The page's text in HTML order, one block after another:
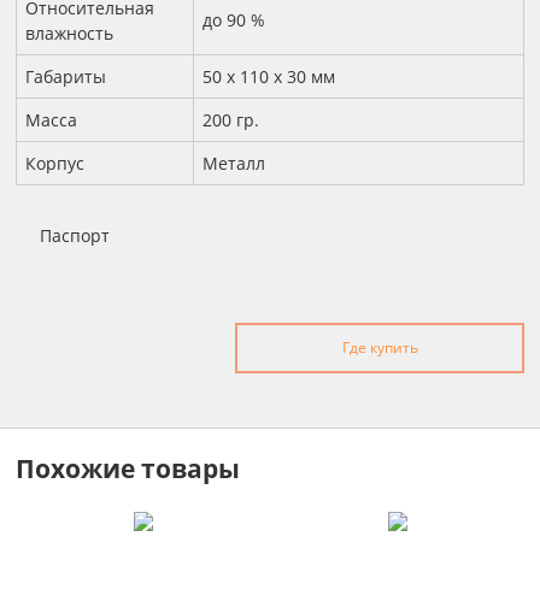
Относительная
влажность
до 90 %
Габариты
50 х 110 х 30 мм
Масса
200 гр.
Корпус
Металл
Паспорт
Где купить
Похожие товары